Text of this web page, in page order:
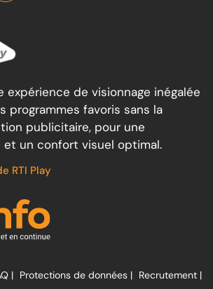
expérience de visionnage inégalée
programmes favoris sans la
publicitaire, pour une
et un confort visuel optimal.
RTI Play
| Protections de données | Recrutement |